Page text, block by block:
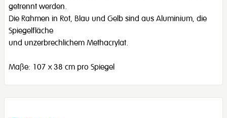
getrennt werden.
Die Rahmen in Rot, Blau und Gelb sind aus Aluminium, die
Spiegelfläche
und unzerbrechlichem Methacrylat.
Maße: 107 x 38 cm pro Spiegel